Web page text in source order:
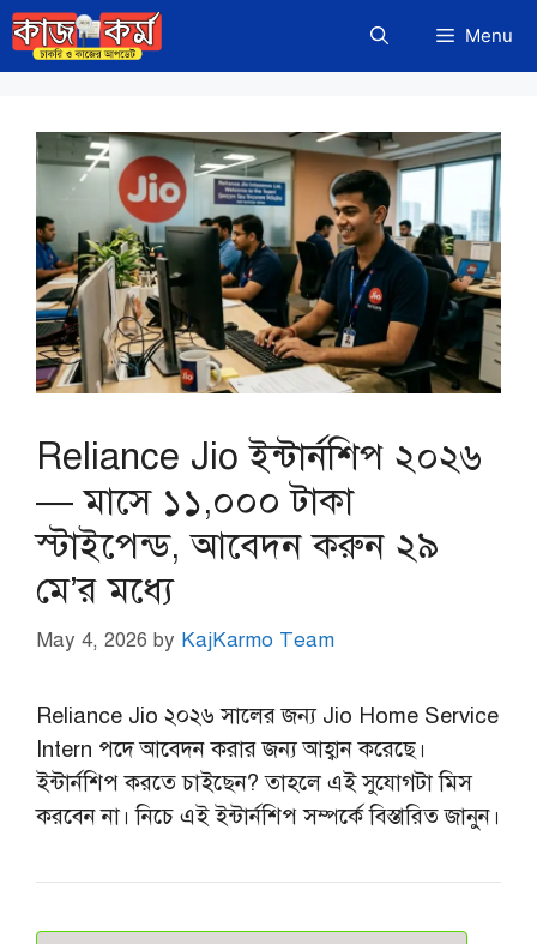
Skip
to
content
Menu
Reliance Jio ইন্টার্নশিপ ২০২৬
— মাসে ১১,০০০ টাকা
স্টাইপেন্ড, আবেদন করুন ২৯
মে’র মধ্যে
May 4, 2026 by KajKarmo Team
Reliance Jio ২০২৬ সালের জন্য Jio Home Service
Intern পদে আবেদন করার জন্য আহ্বান করেছে।
ইন্টার্নশিপ করতে চাইছেন? তাহলে এই সুযোগটা মিস
করবেন না। নিচে এই ইন্টার্নশিপ সম্পর্কে বিস্তারিত জানুন।